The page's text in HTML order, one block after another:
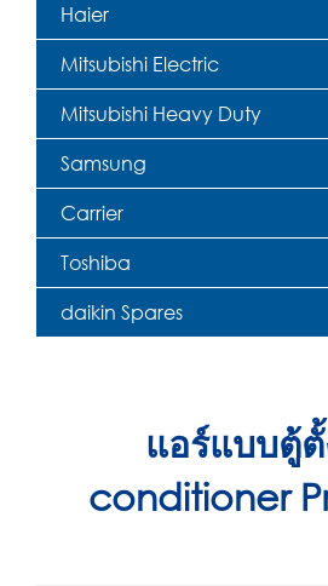
Haier
Mitsubishi Electric
Mitsubishi Heavy Duty
Samsung
Carrier
Toshiba
daikin Spares
แอร์แบบตู้ตั้
conditioner